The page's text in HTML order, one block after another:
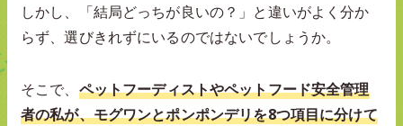
しかし、「結局どっちが良いの？」と違いがよく分か
らず、選びきれずにいるのではないでしょうか。
そこで、 ペットフーディストやペットフード安全管理
者の私が、モグワンとポンポンデリを8つ項目に分けて